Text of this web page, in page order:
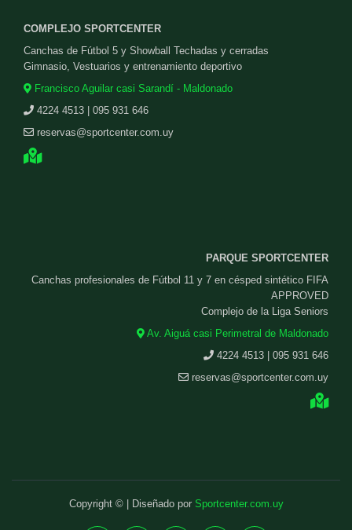
COMPLEJO SPORTCENTER
Canchas de Fútbol 5 y Showball Techadas y cerradas
Gimnasio, Vestuarios y entrenamiento deportivo
Francisco Aguilar casi Sarandí - Maldonado
4224 4513 | 095 931 646
reservas@sportcenter.com.uy
PARQUE SPORTCENTER
Canchas profesionales de Fútbol 11 y 7 en césped sintético FIFA
APPROVED
Complejo de la Liga Seniors
Av. Aiguá casi Perimetral de Maldonado
4224 4513 | 095 931 646
reservas@sportcenter.com.uy
Copyright © | Diseñado por Sportcenter.com.uy